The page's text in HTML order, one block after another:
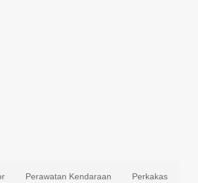
Perawatan Kendaraan Perkakas